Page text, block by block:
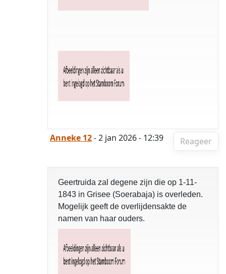
Reageer
Anneke 12- 2 jan 2026 - 12:39
Geertruida zal degene zijn die op 1-11-
1843 in Grisee (Soerabaja) is overleden.
Mogelijk geeft de overlijdensakte de
namen van haar ouders.